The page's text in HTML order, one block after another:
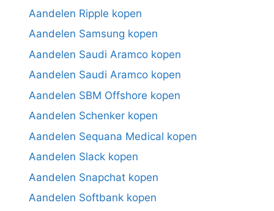
Aandelen Ripple kopen
Aandelen Samsung kopen
Aandelen Saudi Aramco kopen
Aandelen Saudi Aramco kopen
Aandelen SBM Offshore kopen
Aandelen Schenker kopen
Aandelen Sequana Medical kopen
Aandelen Slack kopen
Aandelen Snapchat kopen
Aandelen Softbank kopen